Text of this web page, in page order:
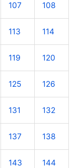
107 108
113 114
119 120
125 126
131 132
137 138
143 144